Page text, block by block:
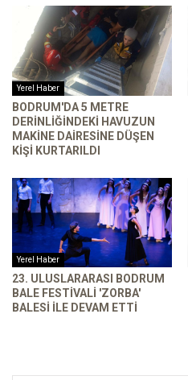
Yerel Haber
BODRUM'DA 5 METRE
DERINLIĞINDEKI HAVUZUN
MAKINE DAIRESINE DÜŞEN
KIŞI KURTARILDI
Yerel Haber
23. ULUSLARARASI BODRUM
BALE FESTIVALI 'ZORBA'
BALESI ILE DEVAM ETTI